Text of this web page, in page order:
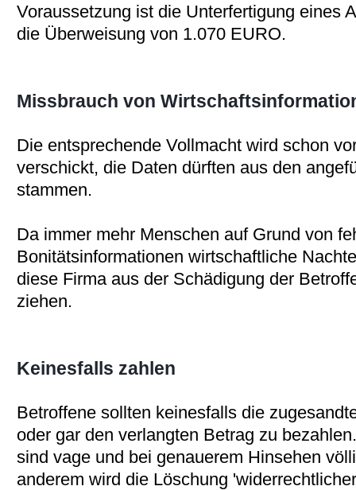
Voraussetzung ist die Unterfertigung eines
die Überweisung von 1.070 EURO.
Missbrauch von
Die entsprechende Vollmacht wird schon
verschickt, die Daten dürften aus den
stammen.
Da immer mehr Menschen auf Grund von
Bonitätsinformationen wirtschaftliche
diese Firma aus der Schädigung der
ziehen.
Keinesfalls zahlen
Betroffene sollten keinesfalls die
oder gar den verlangten Betrag zu
sind vage und bei genauerem Hinsehen
anderem wird die Löschung